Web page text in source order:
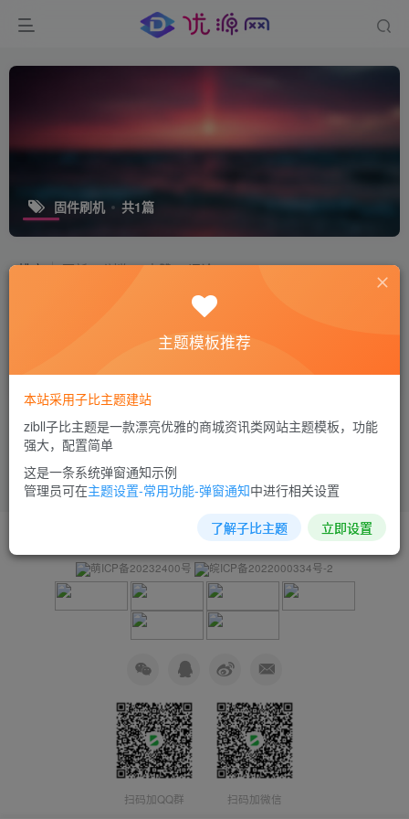
固件刷机 共1篇
排序 更新 浏览 点赞 评论
开心电视助手7.0：安卓设备远程管理
免费资源 实用工具
1年前 6939
关于我们
萌ICP备20232400号 皖ICP备2022000334号-2
扫码加QQ群 扫码加微信
主题模板推荐
本站采用子比主题建站
zibll子比主题是一款漂亮优雅的商城资讯类网站主题模板，功能
强大，配置简单
这是一条系统弹窗通知示例
管理员可在主题设置-常用功能-弹窗通知中进行相关设置
了解子比主题 立即设置